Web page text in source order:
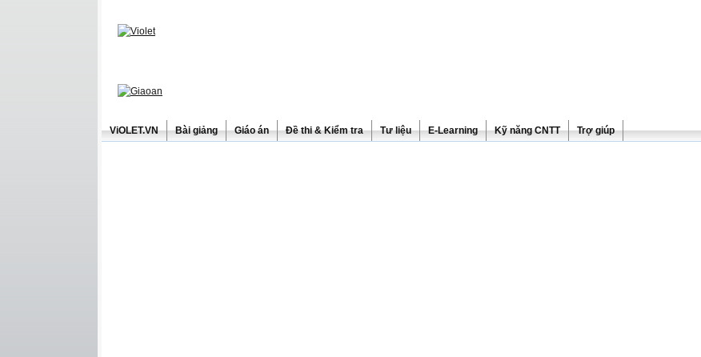
ViOLET.VN Bài giảng Giáo án Đề thi & Kiểm tra Tư liệu E-Learning Kỹ năng CNTT Trợ giúp